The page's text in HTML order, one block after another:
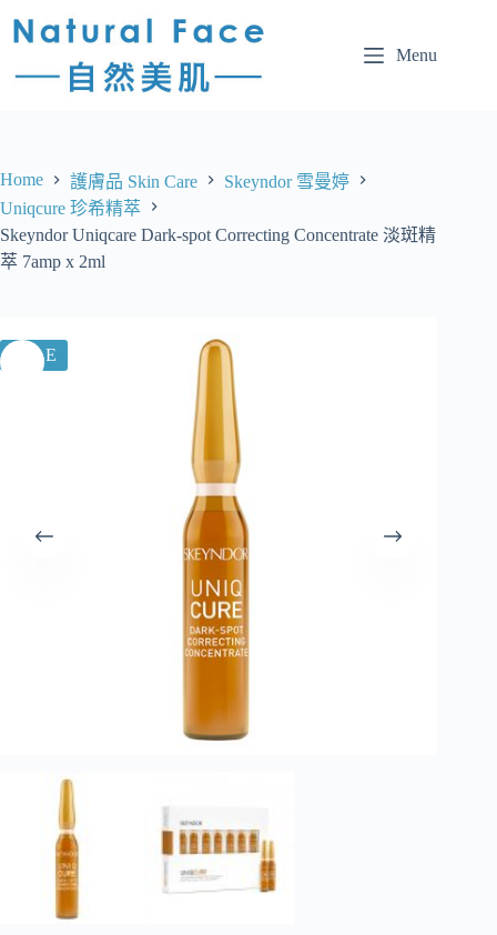
Menu
Home 護膚品 Skin Care
Skeyndor 雪曼婷
Uniqcure 珍希精萃
Skeyndor Uniqcare Dark-spot Correcting Concentrate 淡斑精
萃 7amp x 2ml
SALE